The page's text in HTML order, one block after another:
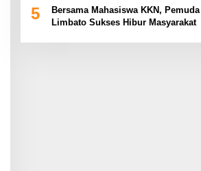
5
Bersama Mahasiswa KKN, Pemuda
Limbato Sukses Hibur Masyarakat